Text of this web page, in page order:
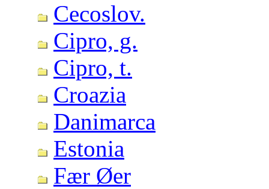
Cecoslov.
Cipro, g.
Cipro, t.
Croazia
Danimarca
Estonia
Fær Øer